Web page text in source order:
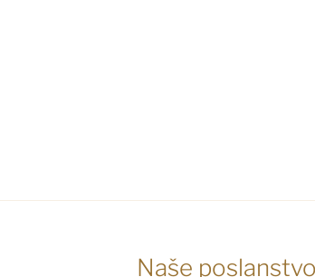
Naše poslanstvo